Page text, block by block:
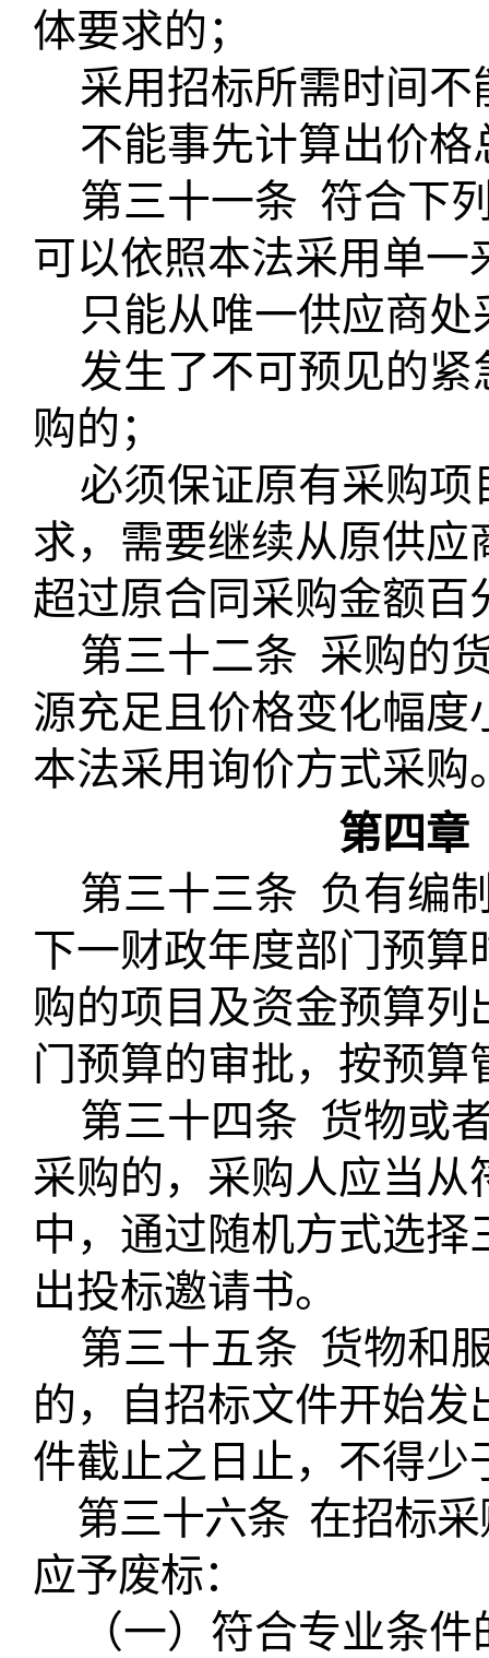
体要求的；
采用招标所需时间
不能事先计算出价格
第三十一条 符合下
可以依照本法采用单一
只能从唯一供应商处
发生了不可预见的
购的；
必须保证原有采购
求，需要继续从原供
超过原合同采购金额百
第三十二条 采购的
源充足且价格变化幅
本法采用询价方式采购
第四章
第三十三条 负有编
下一财政年度部门预
购的项目及资金预算
门预算的审批，按预
第三十四条 货物或
采购的，采购人应当
中，通过随机方式选
出投标邀请书。
第三十五条 货物和
的，自招标文件开始
件截止之日止，不得少
第三十六条 在招标
应予废标：
（一）符合专业条